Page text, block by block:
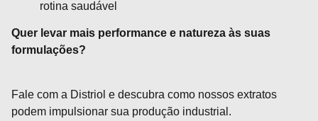
rotina saudável
Quer levar mais performance e natureza às suas
formulações?
Fale com a Distriol e descubra como nossos extratos
podem impulsionar sua produção industrial.